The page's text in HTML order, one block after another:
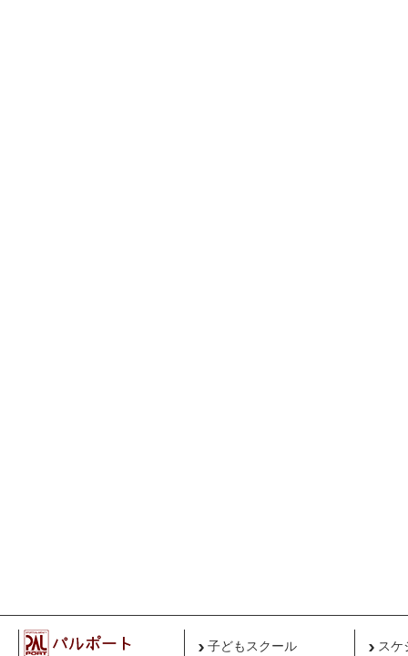
子どもスクール スケ